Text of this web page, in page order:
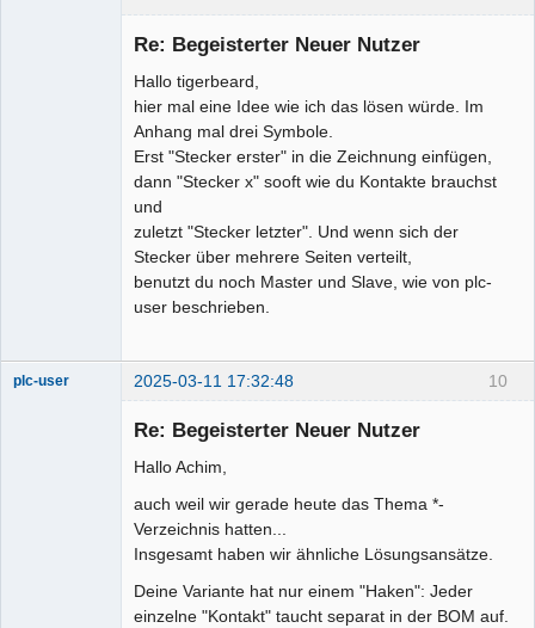
Re: Begeisterter Neuer Nutzer
Hallo tigerbeard,
hier mal eine Idee wie ich das lösen würde. Im
Anhang mal drei Symbole.
Erst "Stecker erster" in die Zeichnung einfügen,
dann "Stecker x" sooft wie du Kontakte brauchst
und
zuletzt "Stecker letzter". Und wenn sich der
Stecker über mehrere Seiten verteilt,
benutzt du noch Master und Slave, wie von plc-
user beschrieben.
10
plc-user 2025-03-11 17:32:48
Re: Begeisterter Neuer Nutzer
Hallo Achim,
auch weil wir gerade heute das Thema *-
Verzeichnis hatten...
Insgesamt haben wir ähnliche Lösungsansätze.
Deine Variante hat nur einem "Haken": Jeder
einzelne "Kontakt" taucht separat in der BOM auf.